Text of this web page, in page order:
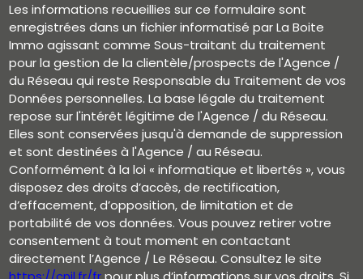
Les informations recueillies sur ce formulaire sont
enregistrées dans un fichier informatisé par La Boite
Immo agissant comme Sous-traitant du traitement
pour la gestion de la clientèle/prospects de l'Agence /
du Réseau qui reste Responsable du Traitement de vos
Données personnelles. La base légale du traitement
repose sur l'intérêt légitime de l'Agence / du Réseau.
Elles sont conservées jusqu'à demande de suppression
et sont destinées à l'Agence / au Réseau.
Conformément à la loi « informatique et libertés », vous
disposez des droits d’accès, de rectification,
d’effacement, d’opposition, de limitation et de
portabilité de vos données. Vous pouvez retirer votre
consentement à tout moment en contactant
directement l’Agence / Le Réseau. Consultez le site